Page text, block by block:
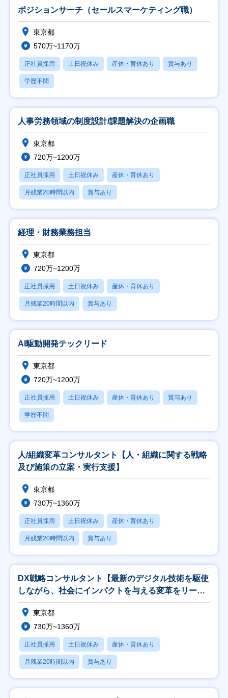
ポジションサーチ（セールスマーケティング職）
東京都
570万~1170万
正社員採用 土日祝休み 産休・育休あり 賞与あり
学歴不問
人事労務領域の制度設計/課題解決の企画職
東京都
720万~1200万
正社員採用 土日祝休み 産休・育休あり
月残業20時間以内 賞与あり
経理・財務業務担当
東京都
720万~1200万
正社員採用 土日祝休み 産休・育休あり
月残業20時間以内 賞与あり
AI駆動開発テックリード
東京都
720万~1200万
正社員採用 土日祝休み 産休・育休あり 賞与あり
学歴不問
人/組織変革コンサルタント【人・組織に関する戦略
及び施策の立案・実行支援】
東京都
730万~1360万
正社員採用 土日祝休み 産休・育休あり
月残業20時間以内 賞与あり
DX戦略コンサルタント【最新のデジタル技術を駆使
しながら、社会にインパクトを与える変革をリー
ド】
東京都
730万~1360万
正社員採用 土日祝休み 産休・育休あり
月残業20時間以内 賞与あり